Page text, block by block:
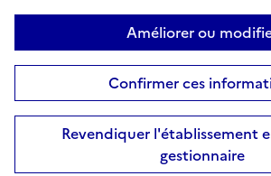
Améliorer ou
Confirmer ces
Revendiquer l'établissement
gestionnaire